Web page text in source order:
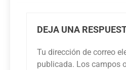
DEJA UNA
Tu dirección de correo
publicada. Los campos